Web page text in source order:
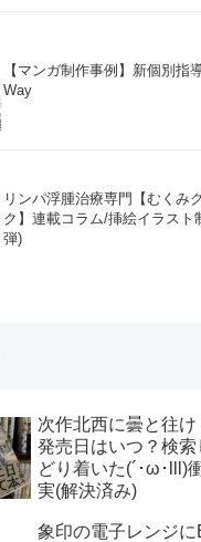
【マンガ制作事例】新個別指
Way
リンパ浮腫治療専門【むくみ
ク】連載コラム/挿絵イラスト
弾)
次作北西に曇と往け
発売日はいつ？検索
どり着いた(´･ω･lll)
実(解決済み)
象印の電子レンジに